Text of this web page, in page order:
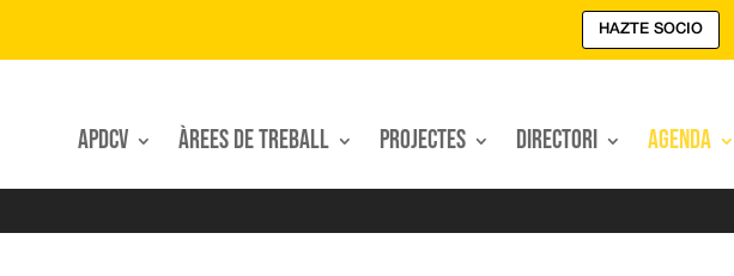
HAZTE SOCIO
APDCV Àrees de treball Projectes Directori Agenda